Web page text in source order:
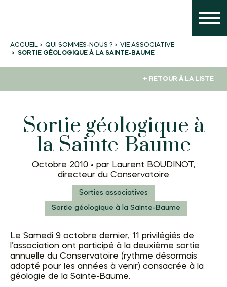
ACCUEIL QUI SOMMES-NOUS ?
VIE ASSOCIATIVE
SORTIE GÉOLOGIQUE À LA SAINTE-BAUME
← RETOUR À LA LISTE
Sortie géologique à
la Sainte-Baume
Octobre 2010 • par Laurent BOUDINOT,
directeur du Conservatoire
Sorties associatives
Sortie géologique à la Sainte-Baume
Le Samedi 9 octobre dernier, 11 privilégiés de
l’association ont participé à la deuxième sortie
annuelle du Conservatoire (rythme désormais
adopté pour les années à venir) consacrée à la
géologie de la Sainte-Baume.